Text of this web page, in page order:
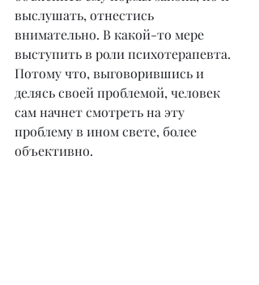
выслушать, отнестись
внимательно. В какой-то мере
выступить в роли психотерапевта.
Потому что, выговорившись и
делясь своей проблемой, человек
сам начнет смотреть на эту
проблему в ином свете, более
объективно.